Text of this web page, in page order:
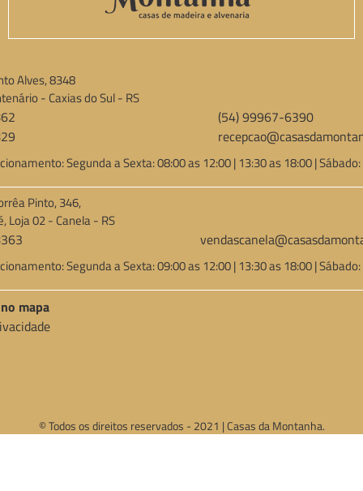
Alves, 8348
- Caxias do Sul - RS
(54) 99967-6390
Segunda a Sexta: 08:00 as 12:00 | 13:30 as 18:00 |
Pinto, 346,
Loja 02 - Canela - RS
Segunda a Sexta: 09:00 as 12:00 | 13:30 as 18:00 |
mapa
© Todos os direitos reservados - 2021 | Casas da Montanha.